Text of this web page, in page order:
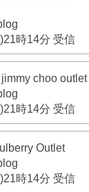
時14分 受信
choo outlet
時14分 受信
Outlet
時14分 受信